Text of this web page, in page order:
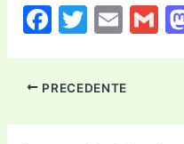
F
c
e
b
T
itt
er
E
ai
l
G
PRECEDENTE